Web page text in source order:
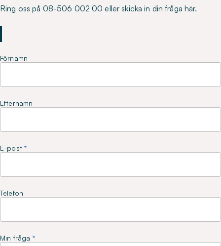
Ring oss på 08-506 002 00 eller skicka in din fråga här.
Förnamn
Efternamn
E-post
Telefon
Min fråga